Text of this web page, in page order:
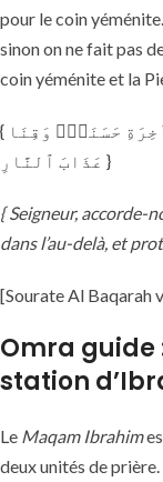
pour le coin
sinon on ne fait pas
coin yéménite et la
{ رَبَّنَا آتِنَا فِي ٱلدُّنْيَا حَسَنَةًۭ وَفِى ٱلْآخِرَةِ حَسَنَةًۭ وَقِنَا
عَذَابَ ٱلنَّارِ }
{ Seigneur, accorde-
dans l’au-delà, et
[Sourate Al Baqarah
Omra guide
station
Le Maqam Ibrahim
deux unités de